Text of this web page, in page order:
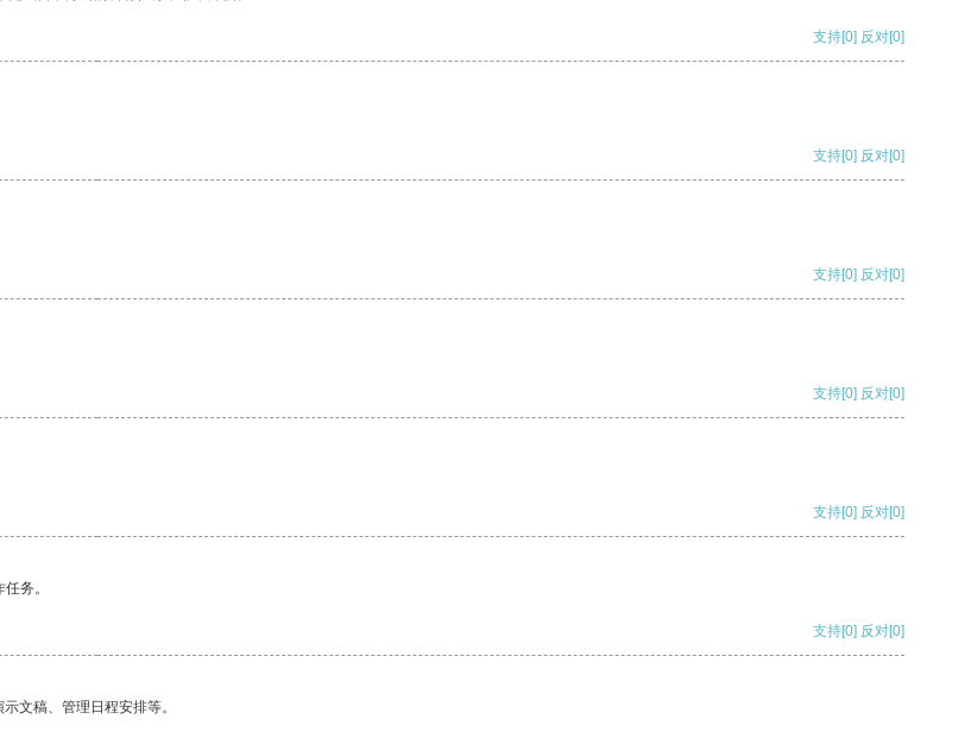
支持[0] 反对[0]
支持[0] 反对[0]
支持[0] 反对[0]
支持[0] 反对[0]
支持[0] 反对[0]
务。
支持[0] 反对[0]
文稿、管理日程安排等。